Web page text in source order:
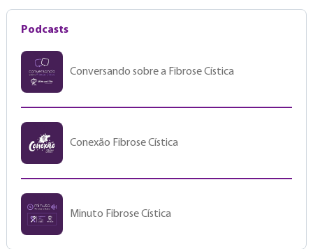
Podcasts
Conversando sobre a Fibrose Cística
Conexão Fibrose Cística
Minuto Fibrose Cística